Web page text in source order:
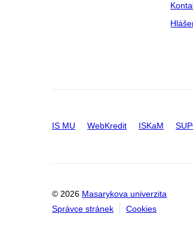
IS MU WebKredit ISKaM
© 2026 Masarykova univerzita
Správce stránek
Cookies